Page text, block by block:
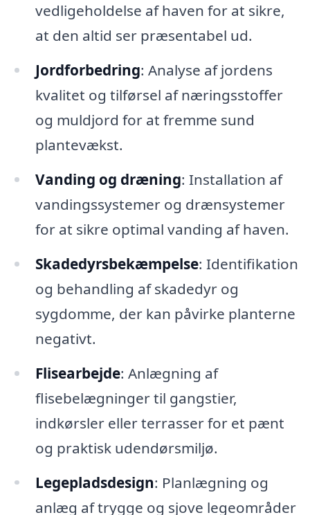
vedligeholdelse af haven for at sikre,
at den altid ser præsentabel ud.
Jordforbedring: Analyse af jordens
kvalitet og tilførsel af næringsstoffer
og muldjord for at fremme sund
plantevækst.
Vanding og dræning: Installation af
vandingssystemer og drænsystemer
for at sikre optimal vanding af haven.
Skadedyrsbekæmpelse: Identifikation
og behandling af skadedyr og
sygdomme, der kan påvirke planterne
negativt.
Flisearbejde: Anlægning af
flisebelægninger til gangstier,
indkørsler eller terrasser for et pænt
og praktisk udendørsmiljø.
Legepladsdesign: Planlægning og
anlæg af trygge og sjove legeområder